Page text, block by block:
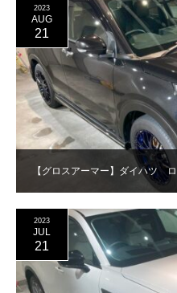
【グロスアーマー】ダイハツ
2023
AUG
21
2023
JUL
21